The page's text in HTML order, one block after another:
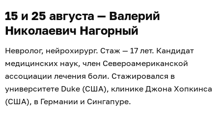
15 и 25 августа — Валерий
Николаевич Нагорный
Невролог, нейрохирург. Стаж — 17 лет. Кандидат
медицинских наук, член Североамериканской
ассоциации лечения боли. Стажировался в
университете Duke (США), клинике Джона Хопкинса
(США), в Германии и Сингапуре.